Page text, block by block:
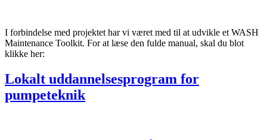
I forbindelse med projektet har vi været med til at udvikle et WASH
Maintenance Toolkit. For at læse den fulde manual, skal du blot
klikke her:
Lokalt uddannelsesprogram for
pumpeteknik